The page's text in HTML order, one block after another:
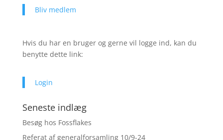
Bliv medlem
Hvis du har en bruger og gerne vil logge ind, kan du
benytte dette link:
Login
Seneste indlæg
Besøg hos Fossflakes
Referat af generalforsamling 10/9-24